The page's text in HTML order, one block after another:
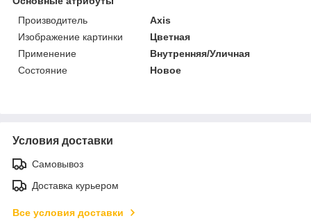
Производитель
Axis
Изображение картинки
Цветная
Применение
Внутренняя/Уличная
Состояние
Новое
Условия доставки
Самовывоз
Доставка курьером
Все условия доставки